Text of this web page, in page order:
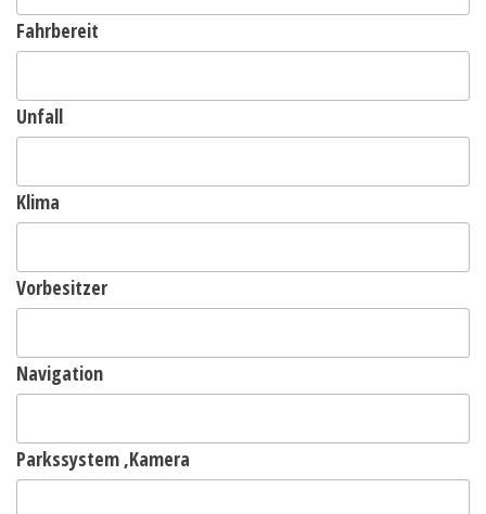
Fahrbereit
Unfall
Klima
Vorbesitzer
Navigation
Parkssystem ,Kamera